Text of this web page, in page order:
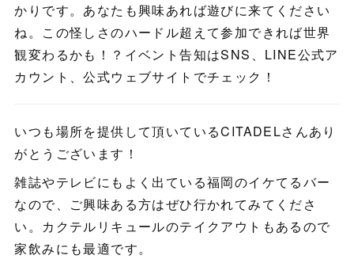
かりです。あなたも興味あれば遊びに来てください
ね。この怪しさのハードル超えて参加できれば世界
観変わるかも！？イベント告知はSNS、LINE公式ア
カウント、公式ウェブサイトでチェック！
いつも場所を提供して頂いているCITADELさんあり
がとうございます！
雑誌やテレビにもよく出ている福岡のイケてるバー
なので、ご興味ある方はぜひ行かれてみてくださ
い。カクテルリキュールのテイクアウトもあるので
家飲みにも最適です。